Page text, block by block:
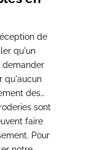
de
qu'un
demander
qu'aucun
des
sont
faire
Pour